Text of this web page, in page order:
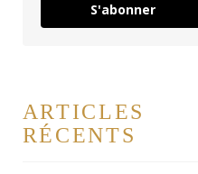
S'abonner
ARTICLES
RÉCENTS